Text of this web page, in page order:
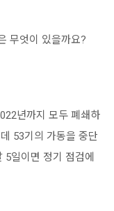
무엇이 있을까요?
년까지 모두 폐쇄하
53기의 가동을 중단
일이면 정기 점검에